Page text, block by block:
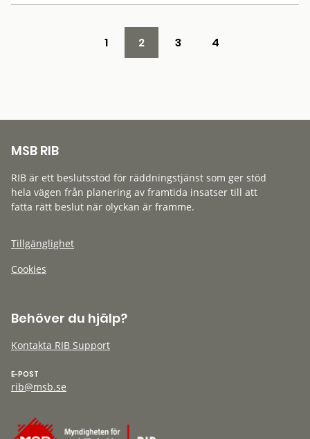
1 2 3 4
MSB RIB
RIB är ett beslutsstöd för räddningstjänst som ger stöd
hela vägen från planering av framtida insatser till att
fatta rätt beslut när olyckan är framme.
Tillgänglighet
Cookies
Behöver du hjälp?
Kontakta RIB Support
E-POST
rib@msb.se